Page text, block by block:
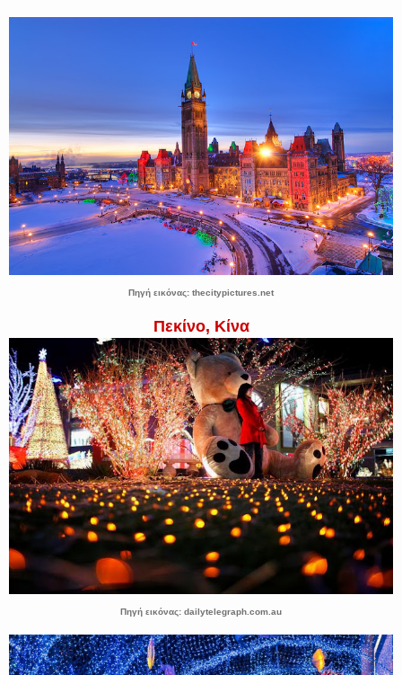
Πηγή εικόνας: thecitypictures.net
Πεκίνο, Κίνα
Πηγή εικόνας: dailytelegraph.com.au